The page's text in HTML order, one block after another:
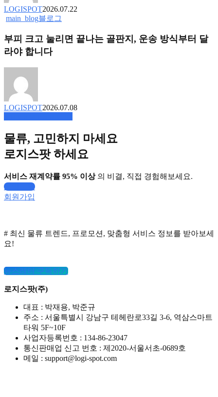
진
인
물
류
사
LOGISPOT2026.07.22
main_blog블로그
크
는
골
지,
운
송
식
야
부피 크고 눌리면 끝나는 골판지, 운송 방식부터 달
라야 합니다
LOGISPOT2026.07.08
물류, 고민하지 마세요
로지스팟 하세요
서비스 재계약률 95% 이상의 비결, 직접 경험해보세요.
도입문의
회원가입
# 최신 물류 트렌드, 프로모션, 맞춤형 서비스 정보를 받아보세
요!
뉴스레터 구독하기
로지스팟(주)
대표 : 박재용, 박준규
주소 : 서울특별시 강남구 테헤란로33길 3-6, 역삼스마트
타워 5F~10F
사업자등록번호 : 134-86-23047
통신판매업 신고 번호 : 제2020-서울서초-0689호
메일 : support@logi-spot.com